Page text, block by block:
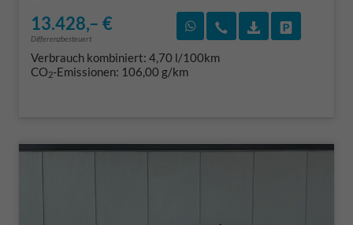
13.428,– €
Differenzbesteuert
Rückruf vereinbaren
Wir rufen Sie an
Verbrauch kombiniert: 4,70 l/100km
CO2-Emissionen: 106,00 g/km